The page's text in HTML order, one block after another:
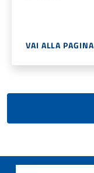
VAI ALLA PAGINA